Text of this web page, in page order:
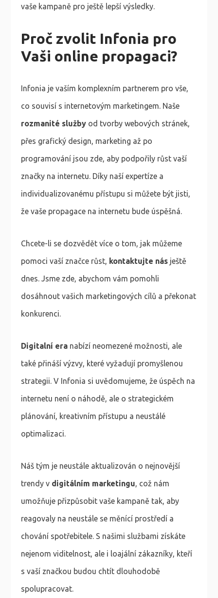
vaše kampaně pro ještě lepší výsledky.
Proč zvolit Infonia pro
Vaši online propagaci?
Infonia je vaším komplexním partnerem pro vše,
co souvisí s internetovým marketingem. Naše
rozmanité službyod tvorby webových stránek,
přes grafický design, marketing až po
programování jsou zde, aby podpořily růst vaší
značky na internetu. Díky naší expertíze a
individualizovanému přístupu si můžete být jisti,
že vaše propagace na internetu bude úspěšná.
Chcete-li se dozvědět více o tom, jak můžeme
pomoci vaší značce růst, kontaktujte násještě
dnes. Jsme zde, abychom vám pomohli
dosáhnout vašich marketingových cílů a překonat
konkurenci.
Digitalní eranabízí neomezené možnosti, ale
také přináší výzvy, které vyžadují promyšlenou
strategii. V Infonia si uvědomujeme, že úspěch na
internetu není o náhodě, ale o strategickém
plánování, kreativním přístupu a neustálé
optimalizaci.
Náš tým je neustále aktualizován o nejnovější
trendy v digitálním marketingu, což nám
umožňuje přizpůsobit vaše kampaně tak, aby
reagovaly na neustále se měnící prostředí a
chování spotřebitele. S našimi službami získáte
nejenom viditelnost, ale i loajální zákazníky, kteří
s vaší značkou budou chtít dlouhodobě
spolupracovat.